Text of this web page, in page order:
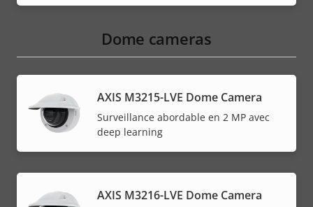
Dome cameras
AXIS M3215-LVE Dome Camera
Surveillance abordable en 2 MP avec
deep learning
AXIS M3216-LVE Dome Camera